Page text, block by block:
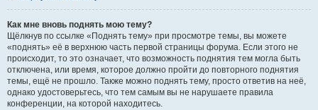
Как мне вновь поднять мою тему?
Щёлкнув по ссылке «Поднять тему» при просмотре темы, вы можете
«поднять» её в верхнюю часть первой страницы форума. Если этого не
происходит, то это означает, что возможность поднятия тем могла быть
отключена, или время, которое должно пройти до повторного поднятия
темы, ещё не прошло. Также можно поднять тему, просто ответив на неё,
однако удостоверьтесь, что тем самым вы не нарушаете правила
конференции, на которой находитесь.